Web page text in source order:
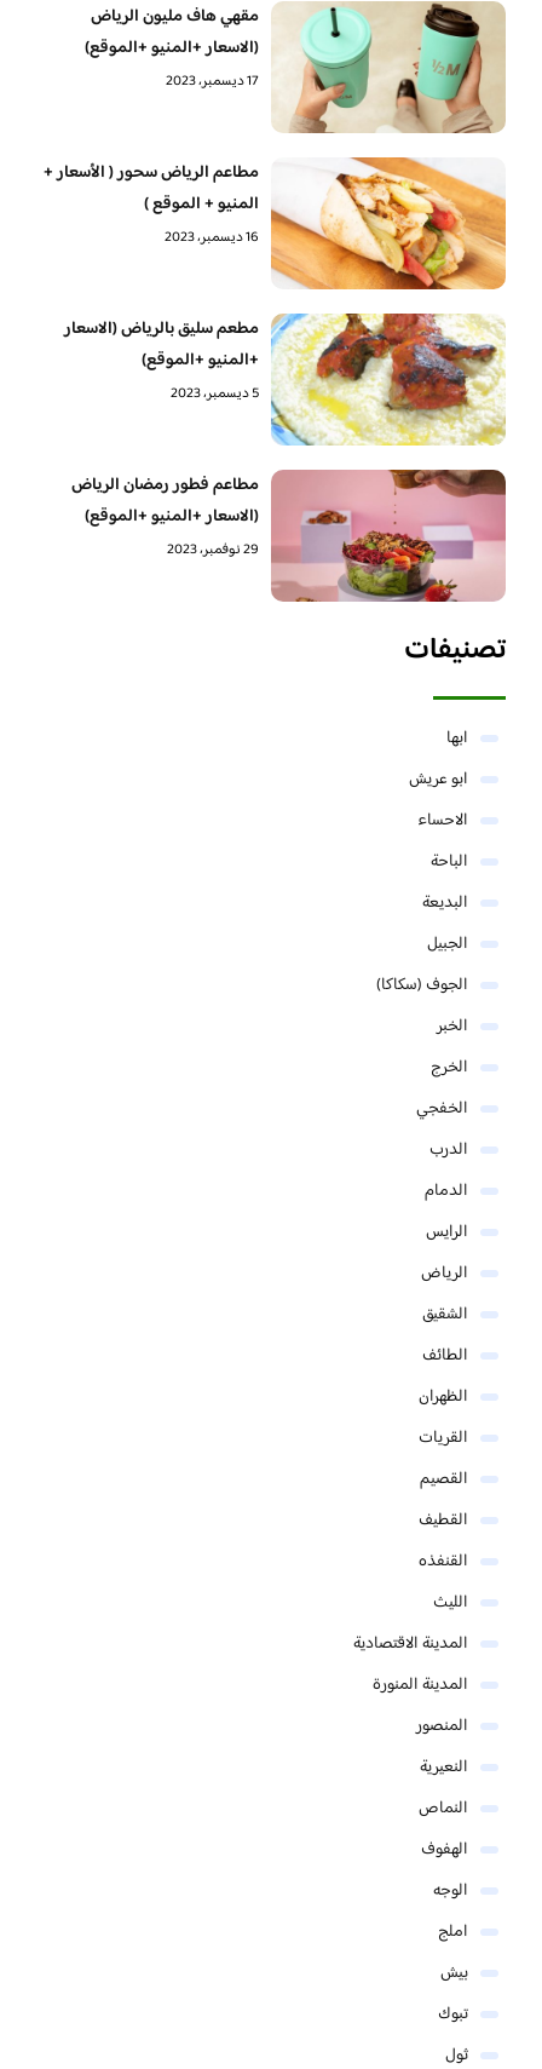
مقهي هاف مليون الرياض
(الاسعار +المنيو +الموقع)
17 ديسمبر، 2023
مطاعم الرياض سحور ( الأسعار +
المنيو + الموقع )
16 ديسمبر، 2023
مطعم سليق بالرياض (الاسعار
+المنيو +الموقع)
5 ديسمبر، 2023
مطاعم فطور رمضان الرياض
(الاسعار +المنيو +الموقع)
29 نوفمبر، 2023
تصنيفات
ابها
ابو عريش
الاحساء
الباحة
البديعة
الجبيل
الجوف (سكاكا)
الخبر
الخرج
الخفجي
الدرب
الدمام
الرايس
الرياض
الشقيق
الطائف
الظهران
القريات
القصيم
القطيف
القنفذه
الليث
المدينة الاقتصادية
المدينة المنورة
المنصور
النعيرية
النماص
الهفوف
الوجه
املج
بيش
تبوك
ثول